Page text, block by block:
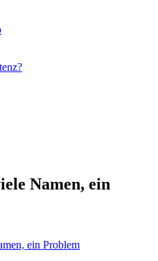
Namen, ein
ein Problem